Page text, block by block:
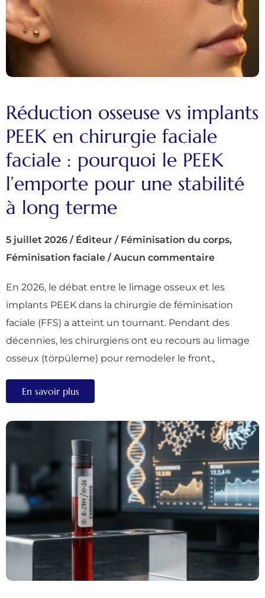
Réduction osseuse vs implants
PEEK en chirurgie faciale
faciale : pourquoi le PEEK
l’emporte pour une stabilité
à long terme
5 juillet 2026 / Éditeur / Féminisation du corps,
Féminisation faciale / Aucun commentaire
En 2026, le débat entre le limage osseux et les
implants PEEK dans la chirurgie de féminisation
faciale (FFS) a atteint un tournant. Pendant des
décennies, les chirurgiens ont eu recours au limage
osseux (törpüleme) pour remodeler le front.,
En savoir plus